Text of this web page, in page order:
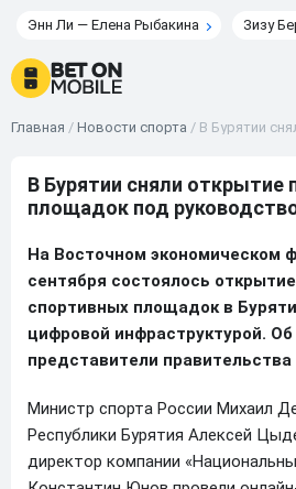
Энн Ли — Елена Рыбакина Зизу
Главная / Новости спорта / В Бурятии
В Бурятии сняли открытие
площадок под
На Восточном экономическом
сентября состоялось
спортивных площадок в
цифровой инфраструктурой.
представители правительства
Министр спорта России Михаил
Республики Бурятия Алексей
директор компании